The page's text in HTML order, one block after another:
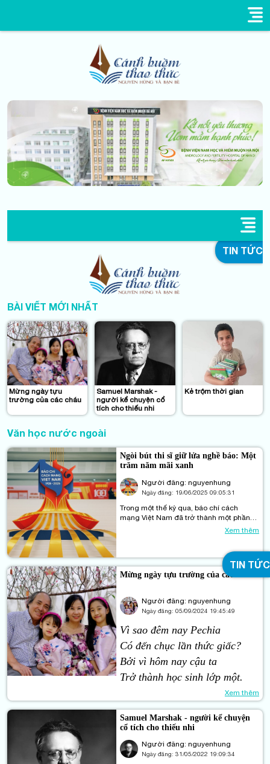
TIN TỨC
BÀI VIẾT MỚI NHẤT
Mừng ngày tựu
trường của các cháu
Samuel Marshak -
người kể chuyện cổ
tích cho thiếu nhi
Kẻ trộm thời gian
Văn học nước ngoài
Ngòi bút thi sĩ giữ lửa nghề báo: Một
trăm năm mãi xanh
Người đăng: nguyenhung
Ngày đăng: 19/06/2025 09:05:31
Trong một thế kỷ qua, báo chí cách
mạng Việt Nam đã trở thành một phần
không thể thiếu của dòng chảy văn hóa
lửa cho trang báo, đồng thời mang lại
sự lãng mạn, sâu sắc và đắm đượm tình
người cho nghề báo. Dù là văn thơ hay
nền tảng của lòng trắc ẩn và khát vọng
về sự thật.
Xem thêm
Mừng ngày tựu trường của các cháu
Người đăng: nguyenhung
Ngày đăng:05/09/2024 19:45:49
Vì sao đêm nay Pechia
Có đến chục lần thức giấc?
Bởi vì hôm nay cậu ta
Trở thành học sinh lớp một.
Xem thêm
Samuel Marshak - người kể chuyện
cổ tích cho thiếu nhi
Người đăng: nguyenhung
Ngày đăng:31/05/2022 19:09:34